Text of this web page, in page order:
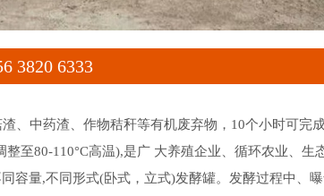
3820 6333
中药渣、作物秸秆等有机废弃物，10个小时可完
至80-110°C高温),是广 大养殖企业、循环农业、生
容量,不同形式(卧式，立式)发酵罐。发酵过程中、